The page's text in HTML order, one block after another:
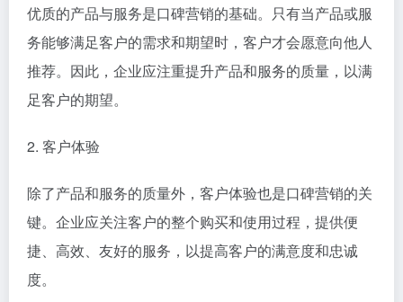
优质的产品与服务是口碑营销的基础。只有当产品或服
务能够满足客户的需求和期望时，客户才会愿意向他人
推荐。因此，企业应注重提升产品和服务的质量，以满
足客户的期望。
2. 客户体验
除了产品和服务的质量外，客户体验也是口碑营销的关
键。企业应关注客户的整个购买和使用过程，提供便
捷、高效、友好的服务，以提高客户的满意度和忠诚
度。